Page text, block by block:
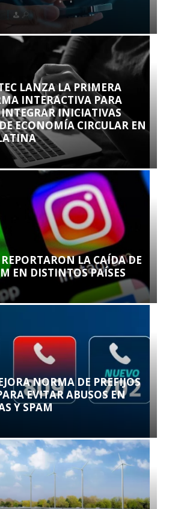
LANZA LA PRIMERA
INTERACTIVA PARA
INTEGRAR INICIATIVAS
ECONOMÍA CIRCULAR EN
LA CAÍDA DE
EN DISTINTOS PAÍSES
NORMA DE PREFIJOS
EVITAR ABUSOS EN
Y SPAM